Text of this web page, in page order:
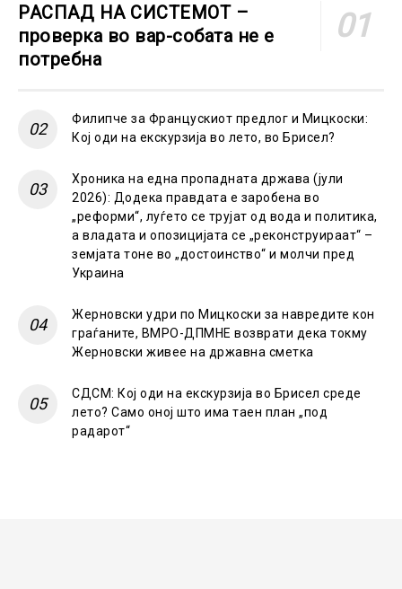
РАСПАД НА СИСТЕМОТ –
проверка во вар-собата не е
потребна
Филипче за Францускиот предлог и Мицкоски:
Кој оди на екскурзија во лето, во Брисел?
Хроника на една пропадната држава (јули
2026): Додека правдата е заробена во
„реформи“, луѓето се трујат од вода и политика,
а владата и опозицијата се „реконструираат“ –
земјата тоне во „достоинство“ и молчи пред
Украина
Жерновски удри по Мицкоски за навредите кон
граѓаните, ВМРО-ДПМНЕ возврати дека токму
Жерновски живее на државна сметка
СДСМ: Кој оди на екскурзија во Брисел среде
лето? Само оној што има таен план „под
радарот“